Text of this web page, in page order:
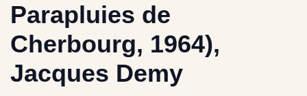
Parapluies de
Cherbourg, 1964),
Jacques Demy